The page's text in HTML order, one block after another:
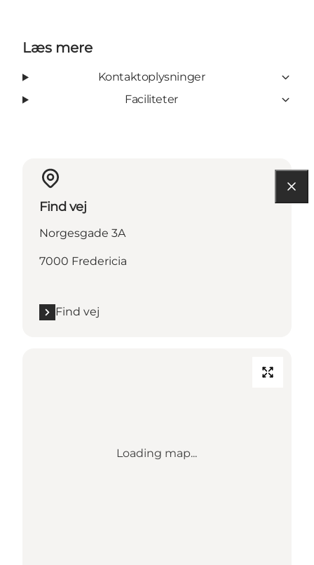
Læs mere
Kontaktoplysninger
Faciliteter
Find vej
Norgesgade 3A
7000 Fredericia
Find vej
Loading map...